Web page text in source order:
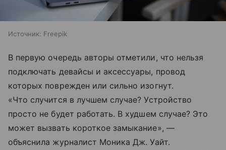
Источник: Freepik
В первую очередь авторы отметили, что нельзя
подключать девайсы и аксессуары, провод
которых поврежден или сильно изогнут.
«Что случится в лучшем случае? Устройство
просто не будет работать. В худшем случае? Это
может вызвать короткое замыкание», —
объяснила журналист Моника Дж. Уайт.